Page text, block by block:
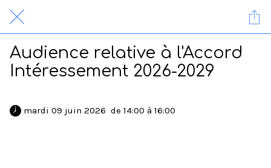
Audience relative à l'Accord
Intéressement 2026-2029
mardi 09 juin 2026  de 14:00 à 16:00